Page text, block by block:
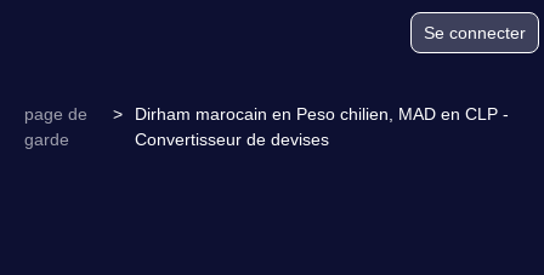
Se connecter
page de
garde
>
Dirham marocain en Peso chilien, MAD en CLP -
Convertisseur de devises